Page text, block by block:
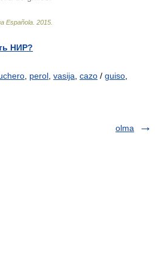
Española 2015
НИР?
perol vasija cazo / guiso
olma